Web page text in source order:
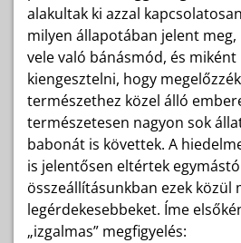
alakultak ki azzal
milyen állapotában jelent meg,
vele való bánásmód, és
kiengesztelni, hogy
természethez közel álló
természetesen nagyon sok
babonát is követtek. A
is jelentősen eltértek
összeállításunkban ezek közül
legérdekesebbeket. Íme
„izgalmas” megfigyelés: